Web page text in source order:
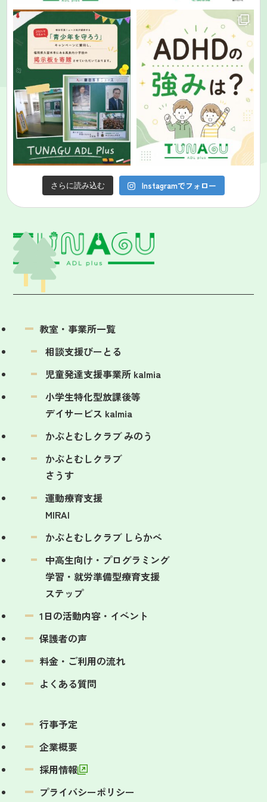
さらに読み込む Instagramでフォロー
教室・事業所一覧
相談支援びーとる
児童発達支援事業所 kalmia
小学生特化型放課後等
デイサービス kalmia
かぶとむしクラブ みのう
かぶとむしクラブ
さうす
運動療育支援
MIRAI
かぶとむしクラブ しらかべ
中高生向け・プログラミング
学習・ 就労準備型療育支援
ステップ
1日の活動内容・イベント
保護者の声
料金・ご利用の流れ
よくある質問
行事予定
企業概要
採用情報
プライバシーポリシー